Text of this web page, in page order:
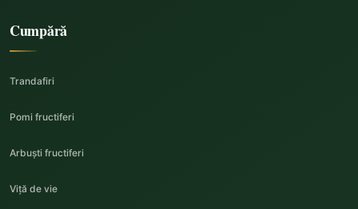
Cumpără
Trandafiri
Pomi fructiferi
Arbuști fructiferi
Viță de vie